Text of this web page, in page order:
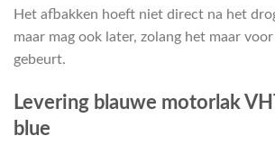
Het afbakken hoeft niet direct na het
maar mag ook later, zolang het maar
gebeurt.
Levering blauwe motorlak
blue